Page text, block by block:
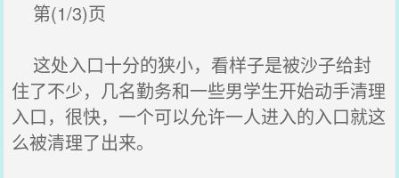
第(1/3)页
这处入口十分的狭小，看样子是被沙子给封
住了不少，几名勤务和一些男学生开始动手清理
入口，很快，一个可以允许一人进入的入口就这
么被清理了出来。